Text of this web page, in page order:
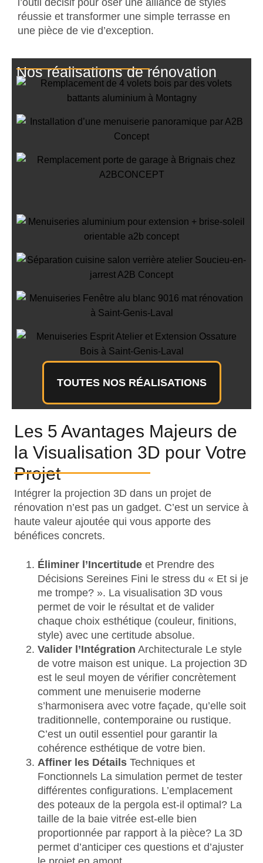
l’outil décisif pour oser une alliance de styles
réussie et transformer une simple terrasse en
une pièce de vie d’exception.
Nos réalisations de rénovation
Remplacement de 4 volets bois par
des volets battants aluminium à
Montagny
Installation d’une menuiserie
panoramique
Remplacement d’une porte de
garage et fenêtre à Brignais
Menuiseries aluminium à
Poleymieux-au-Mont-d’Or
Installation de Verrière d’Intérieur
Noir Mat à Soucieu-en-Jarrest
Fenêtre et Fenêtre avec Ferrage
Invisible à Saint-Genis-Laval
Extension Ossature Bois à Saint-
Genis-Laval
TOUTES NOS RÉALISATIONS
Les 5 Avantages Majeurs de
la Visualisation 3D pour Votre
Projet
Intégrer la projection 3D dans un projet de
rénovation n’est pas un gadget. C’est un service à
haute valeur ajoutée qui vous apporte des
bénéfices concrets.
Éliminer l’Incertitude et Prendre des
Décisions Sereines Fini le stress du « Et si je
me trompe? ». La visualisation 3D vous
permet de voir le résultat et de valider
chaque choix esthétique (couleur, finitions,
style) avec une certitude absolue.
Valider l’Intégration Architecturale Le style
de votre maison est unique. La projection 3D
est le seul moyen de vérifier concrètement
comment une menuiserie moderne
s’harmonisera avec votre façade, qu’elle soit
traditionnelle, contemporaine ou rustique.
C’est un outil essentiel pour garantir la
cohérence esthétique de votre bien.
Affiner les Détails Techniques et
Fonctionnels La simulation permet de tester
différentes configurations. L’emplacement
des poteaux de la pergola est-il optimal? La
taille de la baie vitrée est-elle bien
proportionnée par rapport à la pièce? La 3D
permet d’anticiper ces questions et d’ajuster